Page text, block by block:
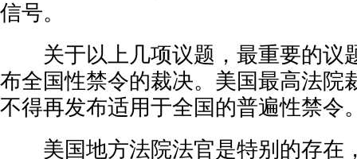
信号。
关于以上几项议题，最重要的议
布全国性禁令的裁决。美国最高法院
不得再发布适用于全国的普遍性禁令
美国地方法院法官是特别的存在